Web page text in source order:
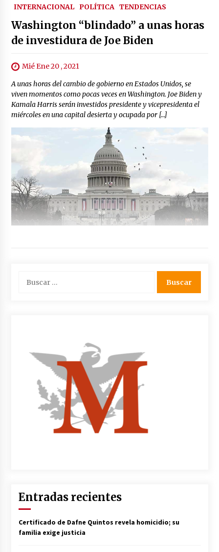
INTERNACIONAL POLÍTICA TENDENCIAS
Washington “blindado” a unas horas
de investidura de Joe Biden
Mié Ene 20 , 2021
A unas horas del cambio de gobierno en Estados Unidos, se
viven momentos como pocas veces en Washington. Joe Biden y
Kamala Harris serán investidos presidente y vicepresidenta el
miércoles en una capital desierta y ocupada por […]
Entradas recientes
Certificado de Dafne Quintos revela homicidio; su
familia exige justicia